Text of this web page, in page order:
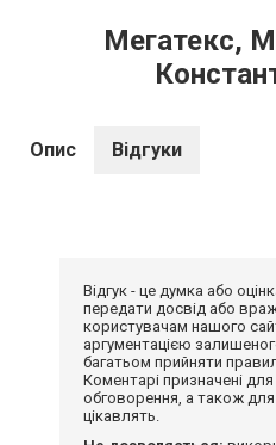
Мегатекс,
Опис Відгуки
Відгук - це думка або
передати досвід або
користувачам нашого
аргументацією
багатьом прийняти
Коментарі призначені для
обговорення, а також
цікавлять.